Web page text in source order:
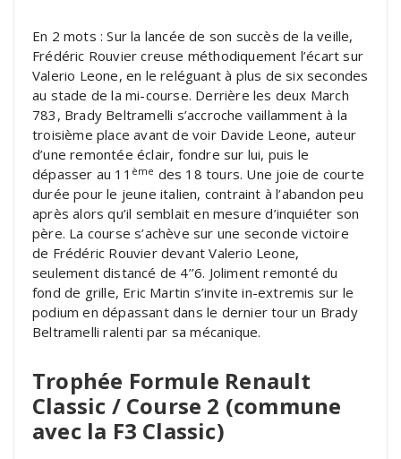
En 2 mots : Sur la lancée de son succès de la veille,
Frédéric Rouvier creuse méthodiquement l’écart sur
Valerio Leone, en le reléguant à plus de six secondes
au stade de la mi-course. Derrière les deux March
783, Brady Beltramelli s’accroche vaillamment à la
troisième place avant de voir Davide Leone, auteur
d’une remontée éclair, fondre sur lui, puis le
dépasser au 11 ème des 18 tours. Une joie de courte
durée pour le jeune italien, contraint à l’abandon peu
après alors qu’il semblait en mesure d’inquiéter son
père. La course s’achève sur une seconde victoire
de Frédéric Rouvier devant Valerio Leone,
seulement distancé de 4’’6. Joliment remonté du
fond de grille, Eric Martin s’invite in-extremis sur le
podium en dépassant dans le dernier tour un Brady
Beltramelli ralenti par sa mécanique.
Trophée Formule Renault
Classic / Course 2 (commune
avec la F3 Classic)